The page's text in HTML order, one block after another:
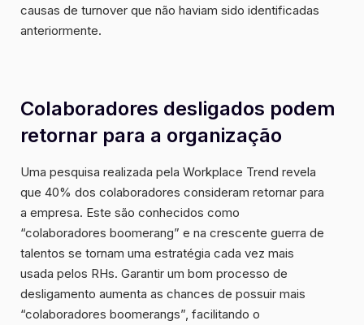
causas de turnover que não haviam sido identificadas
anteriormente.
Colaboradores desligados podem
retornar para a organização
Uma pesquisa realizada pela Workplace Trend revela
que 40% dos colaboradores consideram retornar para
a empresa. Este são conhecidos como
“colaboradores boomerang” e na crescente guerra de
talentos se tornam uma estratégia cada vez mais
usada pelos RHs. Garantir um bom processo de
desligamento aumenta as chances de possuir mais
“colaboradores boomerangs”, facilitando o